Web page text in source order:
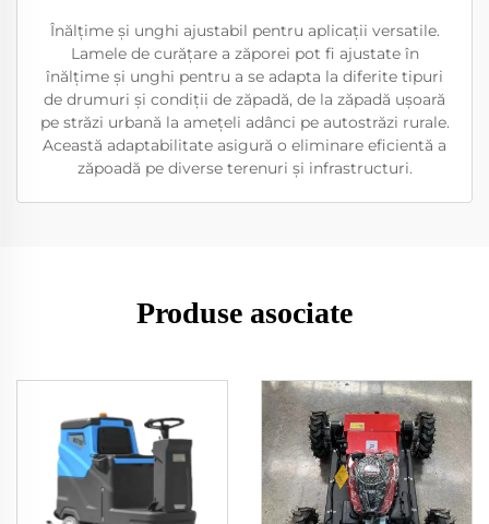
Înălțime și unghi ajustabil pentru aplicații versatile.
Lamele de curățare a zăporei pot fi ajustate în
înălțime și unghi pentru a se adapta la diferite tipuri
de drumuri și condiții de zăpadă, de la zăpadă ușoară
pe străzi urbană la amețeli adânci pe autostrăzi rurale.
Această adaptabilitate asigură o eliminare eficientă a
zăpoadă pe diverse terenuri și infrastructuri.
Produse asociate